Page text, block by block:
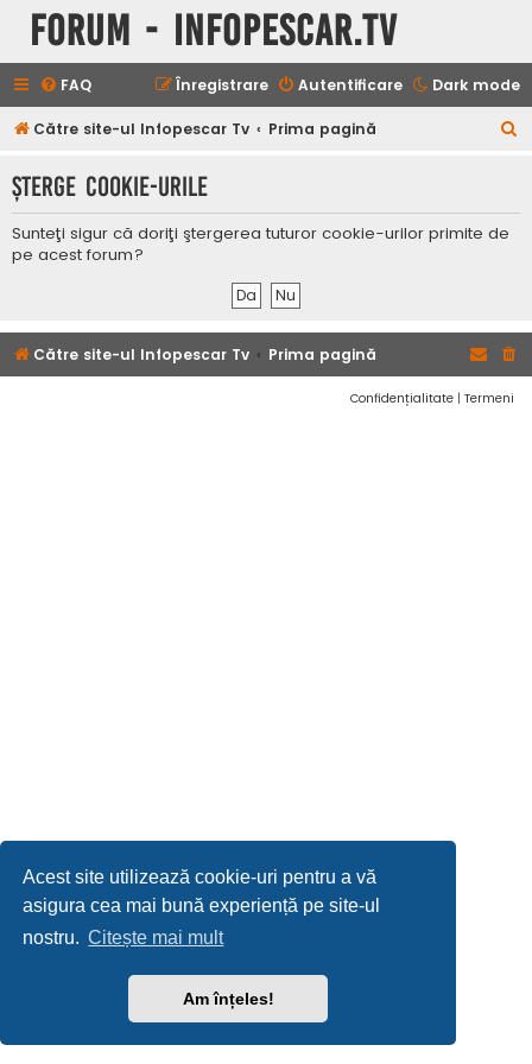
Acest site utilizează cookie-uri pentru a vă
asigura cea mai bună experiență pe site-ul
nostru. Citește mai mult
Am înțeles!
Forum - InfoPescar.Tv
Dark mode
FAQ Autentificare
Înregistrare
Către site-ul Infopescar Tv Prima pagină
t
Şterge cookie-urile
Sunteţi sigur că doriţi ştergerea tuturor cookie-urilor primite de
pe acest forum?
Către site-ul Infopescar Tv Prima pagină
Confidențialitate | Termeni